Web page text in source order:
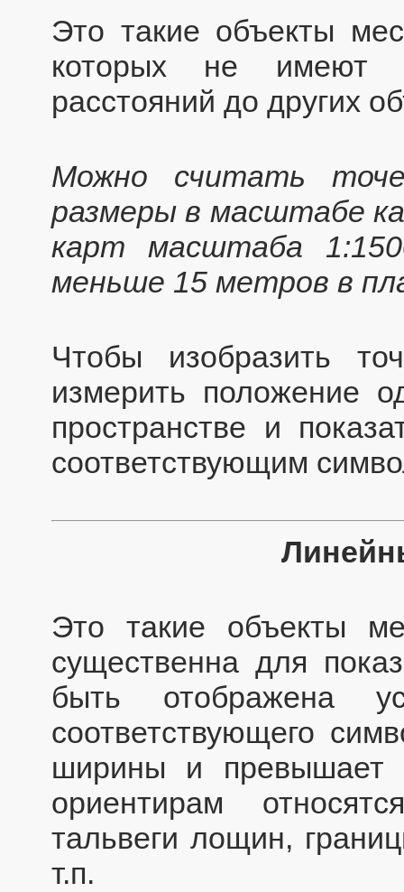
Это такие объекты
которых не имеют
расстояний до других
Можно считать
размеры в масштабе
карт масштаба
меньше 15 метров в
Чтобы изобразить
измерить положение
пространстве и
соответствующим
Это такие объекты
существенна для
быть отображена
соответствующего
ширины и
ориентирам
тальвеги лощин,
т.п.